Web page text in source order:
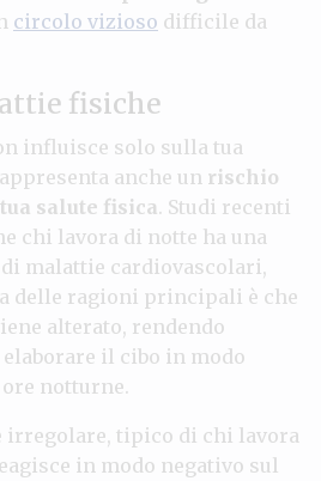
circolo vizioso difficile da
fisiche
influisce solo sulla tua
anche un rischio
salute fisica. Studi recenti
chi lavora di notte ha una
malattie cardiovascolari,
delle ragioni principali è che
alterato, rendendo
il cibo in modo
notturne.
irregolare, tipico di chi lavora
in modo negativo sul